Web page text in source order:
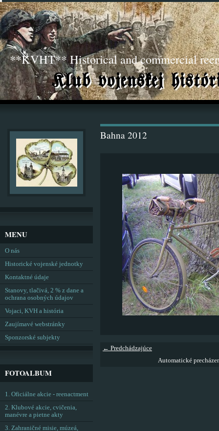
**KVHT** Historical and commercial
Bahna 2012
← Predchádzajúce
Automatické
MENU
O nás
Historické vojenské jednotky
Kontaktné údaje
Stanovy, tlačivá, 2 % z dane a
ochrana osobných údajov
Vojaci, KVH a história
Zaujímavé webstránky
Sponzorské subjekty
FOTOALBUM
1. Oficiálne akcie - reenactment
2. Klubové akcie, cvičenia,
manévre a pietne akty
3. Zahraničné misie, múzeá,